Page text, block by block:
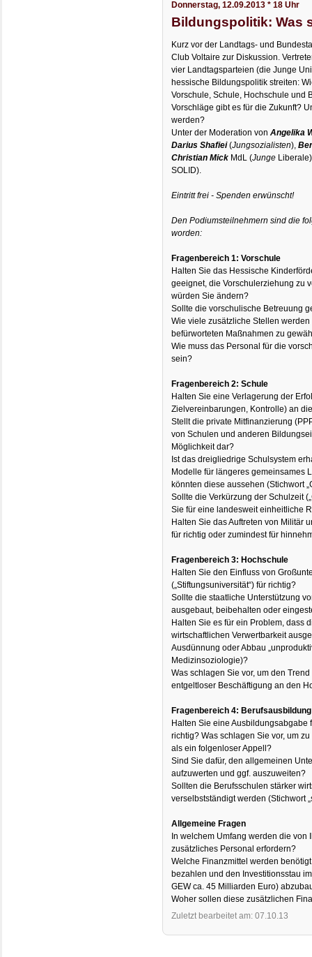
Donnerstag, 12.09.2013 * 18 Uhr
Bildungspolitik: Was
Kurz vor der Landtags- und
Club Voltaire zur Diskussion.
vier Landtagsparteien (die Junge
hessische Bildungspolitik streiten:
Vorschule, Schule, Hochschule und
Vorschläge gibt es für die Zukunft?
werden?
Unter der Moderation vonAngelika
Darius Shafiei(Jungsozialisten),
Christian Mick MdL (Junge
SOLID).
Eintritt frei - Spenden erwünscht!
Den Podiumsteilnehmern sind die
worden:
Fragenbereich 1: Vorschule
Halten Sie das Hessische
geeignet, die Vorschulerziehung zu
würden Sie ändern?
Sollte die vorschulische Betreuung
Wie viele zusätzliche Stellen
befürworteten Maßnahmen zu
Wie muss das Personal für die
sein?
Fragenbereich 2: Schule
Halten Sie eine Verlagerung der
Zielvereinbarungen, Kontrolle) an
Stellt die private Mitfinanzierung
von Schulen und anderen
Möglichkeit dar?
Ist das dreigliedrige Schulsystem
Modelle für längeres gemeinsames
könnten diese aussehen (Stichwort
Sollte die Verkürzung der Schulzeit
Sie für eine landesweit einheitliche
Halten Sie das Auftreten von Militär
für richtig oder zumindest für
Fragenbereich 3: Hochschule
Halten Sie den Einfluss von
(„Stiftungsuniversität“) für richtig?
Sollte die staatliche Unterstützung
ausgebaut, beibehalten oder
Halten Sie es für ein Problem, dass
wirtschaftlichen Verwertbarkeit
Ausdünnung oder Abbau
Medizinsoziologie)?
Was schlagen Sie vor, um den
entgeltloser Beschäftigung an den
Fragenbereich 4: Berufsausbildung
Halten Sie eine Ausbildungsabgabe
richtig? Was schlagen Sie vor, um
als ein folgenloser Appell?
Sind Sie dafür, den allgemeinen
aufzuwerten und ggf. auszuweiten?
Sollten die Berufsschulen stärker
verselbstständigt werden (Stichwort
Allgemeine Fragen
In welchem Umfang werden die von
zusätzliches Personal erfordern?
Welche Finanzmittel werden
bezahlen und den Investitionsstau
GEW ca. 45 Milliarden Euro)
Woher sollen diese zusätzlichen
Zuletzt bearbeitet am: 07.10.13